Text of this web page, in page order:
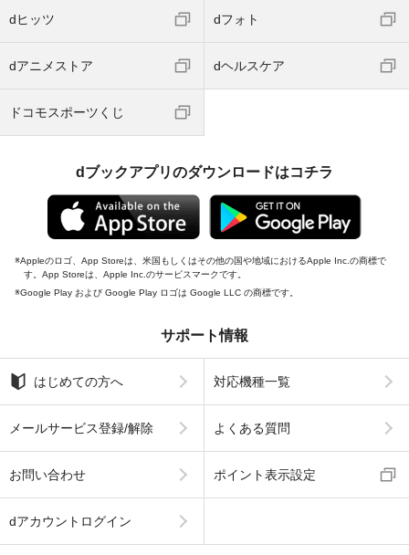
dヒッツ dフォト
dアニメストア dヘルスケア
ドコモスポーツくじ
dブックアプリのダウンロードはコチラ
Appleのロゴ、App Storeは、米国もしくはその他の国や地域におけるApple Inc.の商標で
す。App Storeは、Apple Inc.のサービスマークです。
Google Play および Google Play ロゴは Google LLC の商標です。
サポート情報
はじめての方へ 対応機種一覧
メールサービス登録/解除 よくある質問
お問い合わせ ポイント表示設定
dアカウントログイン